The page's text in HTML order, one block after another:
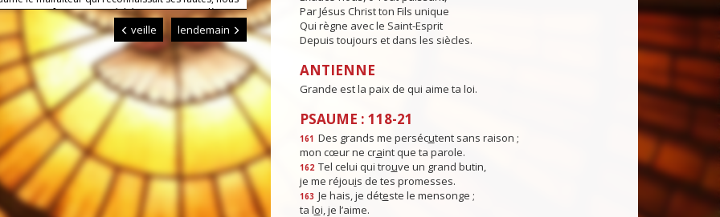
en confessant nos péchés : ouvre-nous, dès
les portes du paradis. Toi qui règnes pour les
siècles. Amen.
veille lendemain
Par Jésus Christ ton Fils unique
Qui règne avec le Saint-Esprit
Depuis toujours et dans les siècles.
ANTIENNE
Grande est la paix de qui aime ta loi.
PSAUME : 118-21
161 Des grands me persécutent sans raison ;
mon cœur ne craint que ta parole.
162 Tel celui qui trouve un grand butin,
je me réjouis de tes promesses.
163 Je hais, je déteste le mensonge ;
ta loi, je l’aime.